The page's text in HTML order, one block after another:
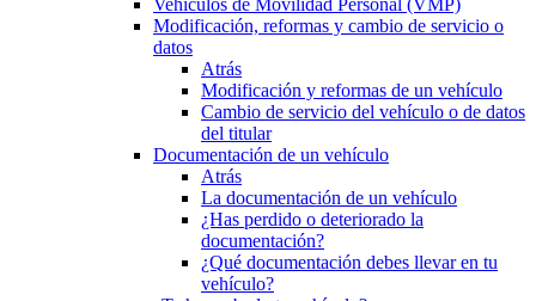
Vehículos de Movilidad Personal (VMP)
Modificación, reformas y cambio de servicio o
datos
Atrás
Modificación y reformas de un vehículo
Cambio de servicio del vehículo o de datos
del titular
Documentación de un vehículo
Atrás
La documentación de un vehículo
¿Has perdido o deteriorado la
documentación?
¿Qué documentación debes llevar en tu
vehículo?